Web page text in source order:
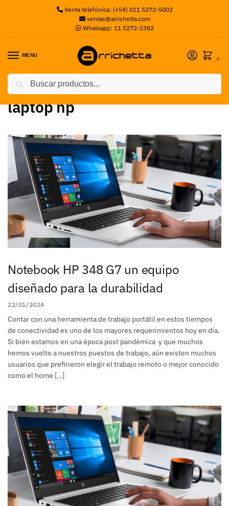
Venta telefónica: (+54) 011 5272-5002
ventas@arrichetta.com
Whatsapp: 11 5272-2382
MENU
0
Inicio Posts etiquetados “laptop hp”
laptop hp
Notebook HP 348 G7 un equipo
diseñado para la durabilidad
22/01/2024
Contar con una herramienta de trabajo portátil en estos tiempos
de conectividad es uno de los mayores requerimientos hoy en día.
Si bien estamos en una época post pandémica y que muchos
hemos vuelto a nuestros puestos de trabajo, aún existen muchos
usuarios que prefirieron elegir el trabajo remoto o mejor conocido
como el home […]